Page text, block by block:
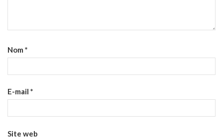
Nom *
E-mail *
Site web